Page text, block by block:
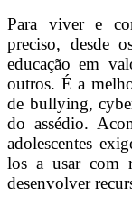
Para viver e
preciso, desde
educação em
outros. É a
de bullying,
do assédio.
adolescentes
los a usar com
desenvolver